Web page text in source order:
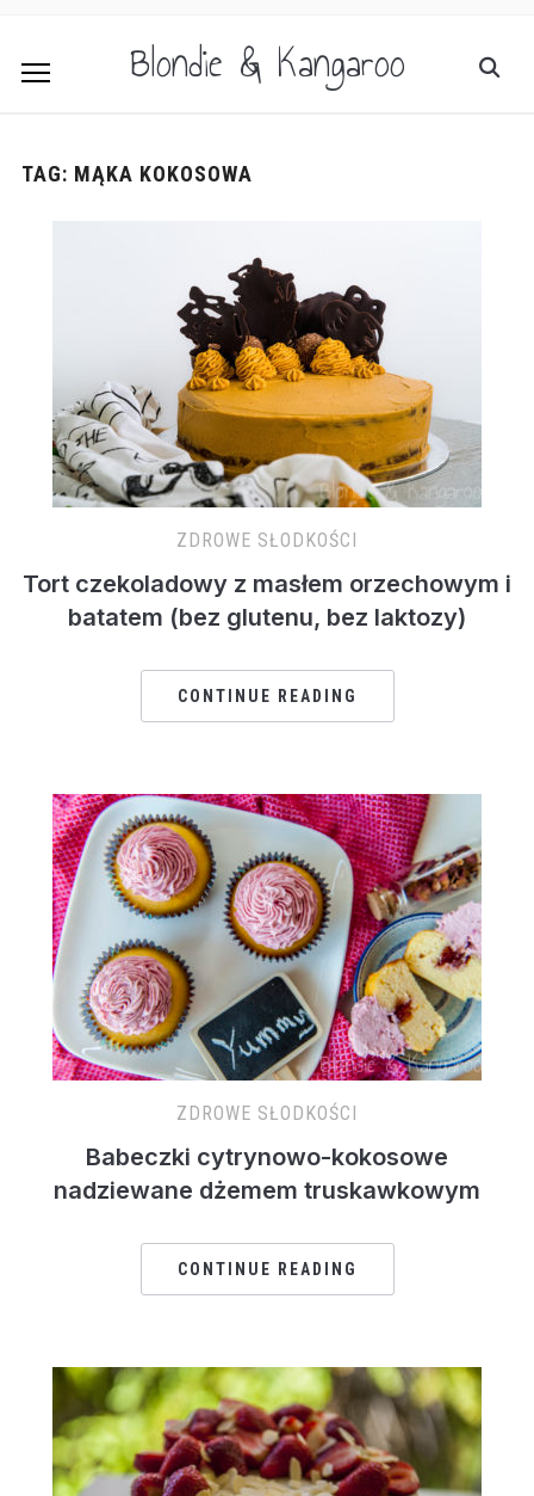
Blondie & Kangaroo
TAG: MĄKA KOKOSOWA
ZDROWE SŁODKOŚCI
Tort czekoladowy z masłem orzechowym i
batatem (bez glutenu, bez laktozy)
CONTINUE READING
ZDROWE SŁODKOŚCI
Babeczki cytrynowo-kokosowe
nadziewane dżemem truskawkowym
CONTINUE READING